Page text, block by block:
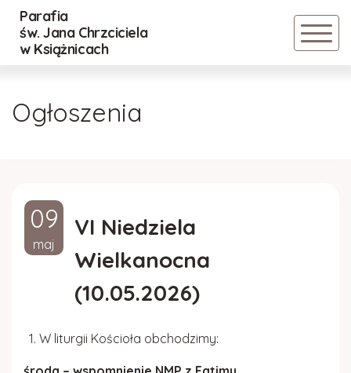
Parafia
św. Jana Chrzciciela
w Książnicach
Powrót
Duszpasterze
Rada parafialna
Standardy Ochrony Małoletnich
ZASADY BEZPIECZEŃSTWA RELACJI
Powrót
Lektorzy
DSM
Róże Różańcowe
Powrót
Cmentarz Nowy
Ogłoszenia
09
maj
VI Niedziela
Wielkanocna
(10.05.2026)
W liturgii Kościoła obchodzimy: